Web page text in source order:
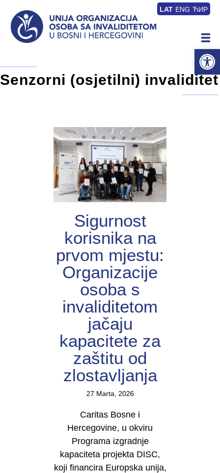
LAT ENG ЋИР
Senzorni (osjetilni) invaliditet
Sigurnost
korisnika na
prvom mjestu:
Organizacije
osoba s
invaliditetom
jačaju
kapacitete za
zaštitu od
zlostavljanja
27 Marta, 2026
Caritas Bosne i
Hercegovine, u okviru
Programa izgradnje
kapaciteta projekta DISC,
koji financira Europska unija,